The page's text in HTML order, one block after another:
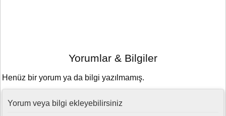
Yorumlar & Bilgiler
Henüz bir yorum ya da bilgi yazılmamış.
Yorum veya bilgi ekleyebilirsiniz